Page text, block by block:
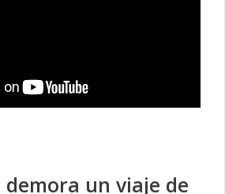
demora un viaje de